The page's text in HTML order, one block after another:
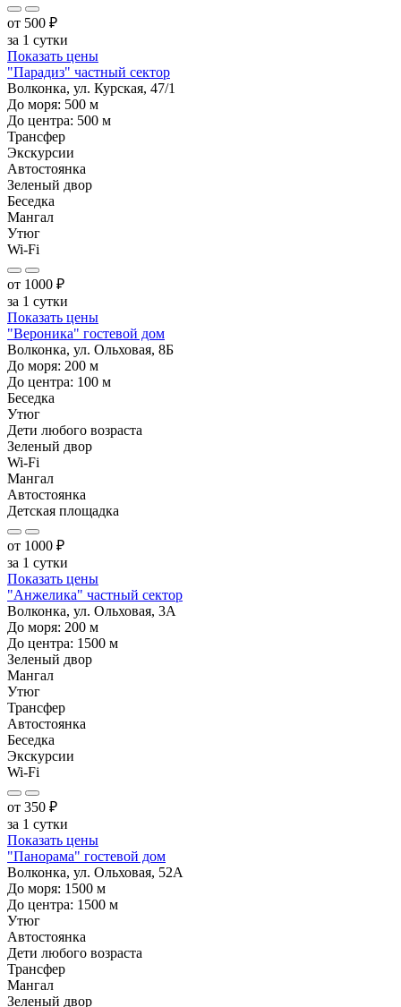
от 500 ₽
за 1 сутки
Показать цены
"Парадиз" частный сектор
Волконка, ул. Курская, 47/1
До моря: 500 м
До центра: 500 м
Трансфер
Экскурсии
Автостоянка
Зеленый двор
Беседка
Мангал
Утюг
Wi-Fi
от 1000 ₽
за 1 сутки
Показать цены
"Вероника" гостевой дом
Волконка, ул. Ольховая, 8Б
До моря: 200 м
До центра: 100 м
Беседка
Утюг
Дети любого возраста
Зеленый двор
Wi-Fi
Мангал
Автостоянка
Детская площадка
от 1000 ₽
за 1 сутки
Показать цены
"Анжелика" частный сектор
Волконка, ул. Ольховая, 3А
До моря: 200 м
До центра: 1500 м
Зеленый двор
Мангал
Утюг
Трансфер
Автостоянка
Беседка
Экскурсии
Wi-Fi
от 350 ₽
за 1 сутки
Показать цены
"Панорама" гостевой дом
Волконка, ул. Ольховая, 52А
До моря: 1500 м
До центра: 1500 м
Утюг
Автостоянка
Дети любого возраста
Трансфер
Мангал
Зеленый двор